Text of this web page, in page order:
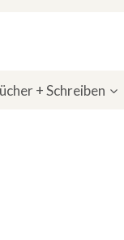
+ Schreiben